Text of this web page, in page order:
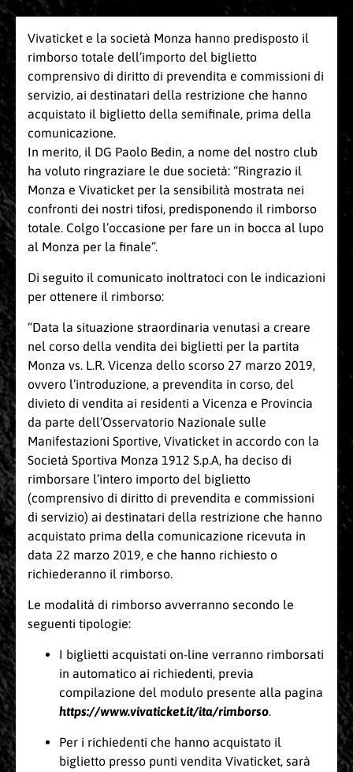
Vivaticket e la società Monza hanno predisposto il
rimborso totale dell’importo del biglietto
comprensivo di diritto di prevendita e commissioni di
servizio, ai destinatari della restrizione che hanno
acquistato il biglietto della semifinale, prima della
comunicazione.
In merito, il DG Paolo Bedin, a nome del nostro club
ha voluto ringraziare le due società: “Ringrazio il
Monza e Vivaticket per la sensibilità mostrata nei
confronti dei nostri tifosi, predisponendo il rimborso
totale. Colgo l’occasione per fare un in bocca al lupo
al Monza per la finale”.
Di seguito il comunicato inoltratoci con le indicazioni
per ottenere il rimborso:
“Data la situazione straordinaria venutasi a creare
nel corso della vendita dei biglietti per la partita
Monza vs. L.R. Vicenza dello scorso 27 marzo 2019,
ovvero l’introduzione, a prevendita in corso, del
divieto di vendita ai residenti a Vicenza e Provincia
da parte dell’Osservatorio Nazionale sulle
Manifestazioni Sportive, Vivaticket in accordo con la
Società Sportiva Monza 1912 S.p.A, ha deciso di
rimborsare l’intero importo del biglietto
(comprensivo di diritto di prevendita e commissioni
di servizio) ai destinatari della restrizione che hanno
acquistato prima della comunicazione ricevuta in
data 22 marzo 2019, e che hanno richiesto o
richiederanno il rimborso.
Le modalità di rimborso avverranno secondo le
seguenti tipologie:
I biglietti acquistati on-line verranno rimborsati
in automatico ai richiedenti, previa
compilazione del modulo presente alla pagina
https://www.vivaticket.it/ita/rimborso.
Per i richiedenti che hanno acquistato il
biglietto presso punti vendita Vivaticket, sarà